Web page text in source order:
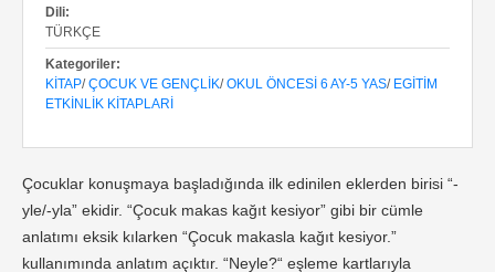
Dili:
TÜRKÇE
Kategoriler:
KITAP/ÇOCUK VE GENÇLIK/OKUL ÖNCESI 6 AY-5 YAS/ EGITIM
ETKINLIK KITAPLARI
Çocuklar konuşmaya başladığında ilk edinilen eklerden birisi “-
yle/-yla” ekidir. “Çocuk makas kağıt kesiyor” gibi bir cümle
anlatımı eksik kılarken “Çocuk makasla kağıt kesiyor.”
kullanımında anlatım açıktır. “Neyle?“ eşleme kartlarıyla